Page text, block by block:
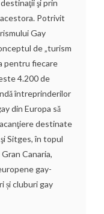
şi prin
Potrivit
Gay
de „turism
pentru fiecare
4.200 de
întreprinderilor
din Europa să
destinate
Sitges, în topul
Canaria,
gay-
și cluburi gay